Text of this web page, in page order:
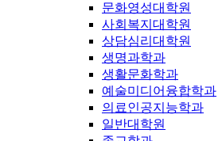
문화영성대학원
사회복지대학원
상담심리대학원
생명과학과
생활문화학과
예술미디어융합학과
의료인공지능학과
일반대학원